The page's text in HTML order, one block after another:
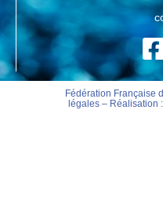
Fédération Française
légales– Réalisation :